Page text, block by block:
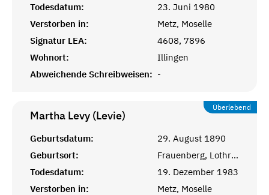
Todesdatum:
23. Juni 1980
Verstorben in:
Metz, Moselle
Signatur LEA:
4608, 7896
Wohnort:
Illingen
Abweichende Schreibweisen: -
Überlebend
Martha Levy (Levie)
Geburtsdatum:
29. August 1890
Geburtsort:
Frauenberg, Lothringen
Todesdatum:
19. Dezember 1983
Verstorben in:
Metz, Moselle